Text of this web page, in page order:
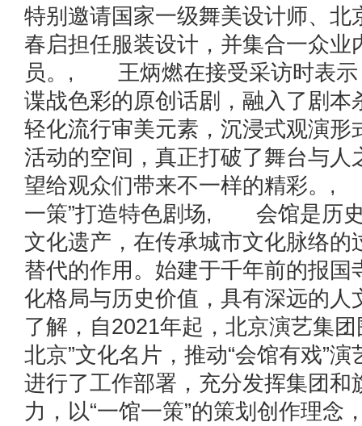
特别邀请国家一级舞美设计师、北
春启担任服装设计，并集合一众业
员。, 王炳燃在接受采访时表示
谍战色彩的原创话剧，融入了剧本
轻化流行审美元素，沉浸式观演形
活动的空间，真正打破了舞台与人
望给观众们带来不一样的精彩。
一策”打造特色剧场, 会馆是历
文化遗产，在传承城市文化脉络的
替代的作用。始建于千年前的报国
化格局与历史价值，具有深远
了解，自2021年起，北京演艺集团
北京”文化名片，推动“会馆有戏”
进行了工作部署，充分发挥集团和
力，以“一馆一策”的策划创作理念